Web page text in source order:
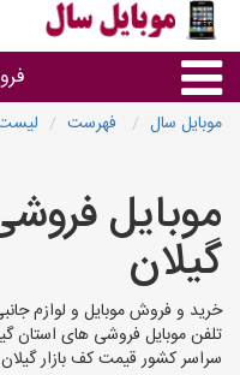
موبایل سال فهرست لیست
موبایل
گیلان
خرید و فروش موبایل و لوازم
تلفن موبایل فروشی های استان
سراسر کشور قیمت کف بازار گیلان